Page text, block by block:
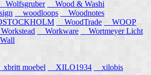
Wolfsgruber
Wood & Washi
woodloops
Woodnotes
WoodTrade
WOOP
Workware
Wortmeyer Licht
xbritt moebel XILO1934 xilobis